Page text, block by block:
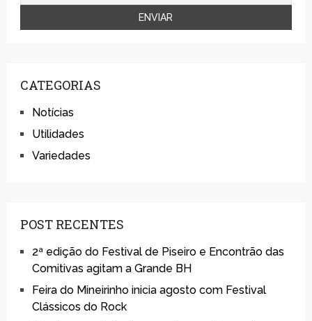
CATEGORIAS
Notícias
Utilidades
Variedades
POST RECENTES
2ª edição do Festival de Piseiro e Encontrão das
Comitivas agitam a Grande BH
Feira do Mineirinho inicia agosto com Festival
Clássicos do Rock